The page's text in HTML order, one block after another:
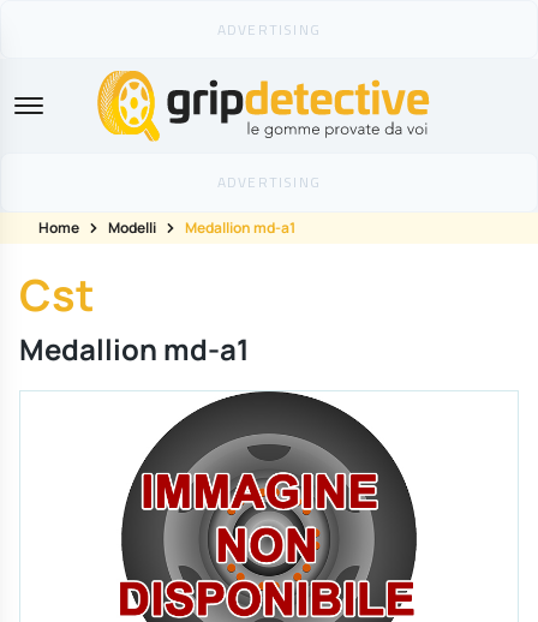
GripDetective
Home Modelli Medallion md-a1
Cst
Medallion md-a1